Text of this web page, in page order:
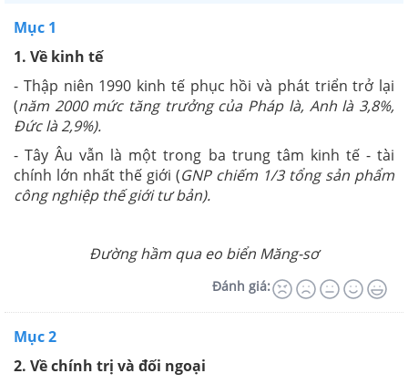
Mục 1
1. Về kinh tế
- Thập niên 1990 kinh tế phục hồi và phát triển trở lại
(năm 2000 mức tăng trưởng của Pháp là, Anh là 3,8%,
Đức là 2,9%).
- Tây Âu vẫn là một trong ba trung tâm kinh tế - tài
chính lớn nhất thế giới (GNP chiếm 1/3 tổng sản phẩm
công nghiệp thế giới tư bản).
Đường hầm qua eo biển Măng-sơ
Đánh giá:
Mục 2
2. Về chính trị và đối ngoại